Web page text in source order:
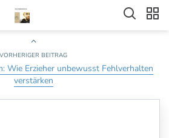
VORHERIGER BEITRAG
Wie Erzieher unbewusst Fehlverhalten
verstärken